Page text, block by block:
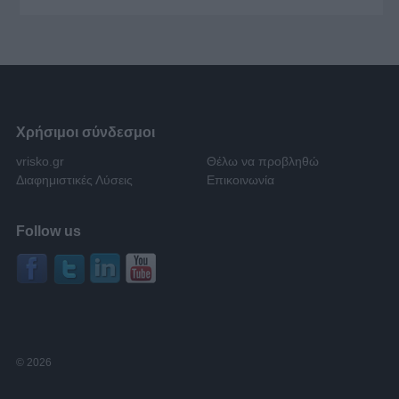
Χρήσιμοι σύνδεσμοι
vrisko.gr
Θέλω να προβληθώ
Διαφημιστικές Λύσεις
Επικοινωνία
Follow us
© 2026